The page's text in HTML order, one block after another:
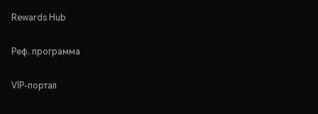
Rewards Hub
Реф. программа
VIP-портал